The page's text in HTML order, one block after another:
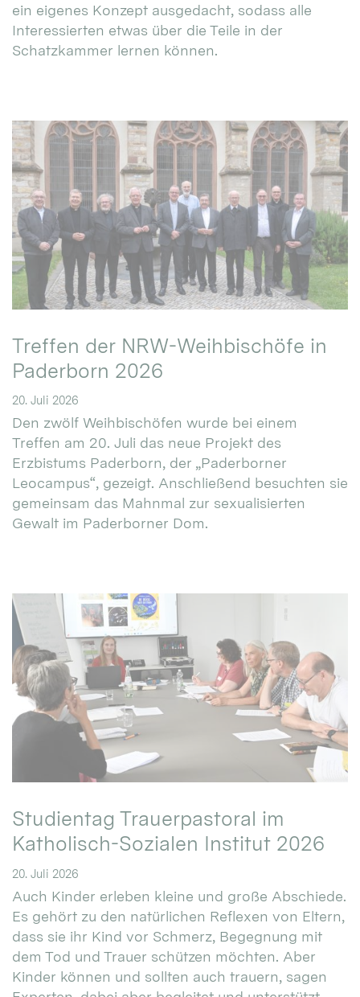
ein eigenes Konzept ausgedacht, sodass alle
Interessierten etwas über die Teile in der
Schatzkammer lernen können.
Treffen der NRW-Weihbischöfe in
Paderborn 2026
20. Juli 2026
Den zwölf Weihbischöfen wurde bei einem
Treffen am 20. Juli das neue Projekt des
Erzbistums Paderborn, der „Paderborner
Leocampus“, gezeigt. Anschließend besuchten sie
gemeinsam das Mahnmal zur sexualisierten
Gewalt im Paderborner Dom.
Studientag Trauerpastoral im
Katholisch-Sozialen Institut 2026
20. Juli 2026
Auch Kinder erleben kleine und große Abschiede.
Es gehört zu den natürlichen Reflexen von Eltern,
dass sie ihr Kind vor Schmerz, Begegnung mit
dem Tod und Trauer schützen möchten. Aber
Kinder können und sollten auch trauern, sagen